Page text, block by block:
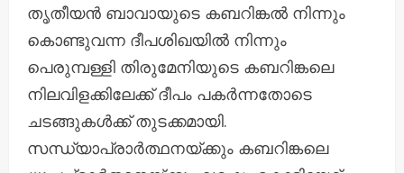
തൃതീയൻ ബാവായുടെ കബറിങ്കൽ നിന്നും
കൊണ്ടുവന്ന ദീപശിഖയിൽ നിന്നും
പെരുമ്പള്ളി തിരുമേനിയുടെ കബറിങ്കലെ
നിലവിളക്കിലേക്ക് ദീപം പകർന്നതോടെ
ചടങ്ങുകൾക്ക് തുടക്കമായി.
സന്ധ്യാപ്രാർത്ഥനയ്ക്കും കബറിങ്കലെ